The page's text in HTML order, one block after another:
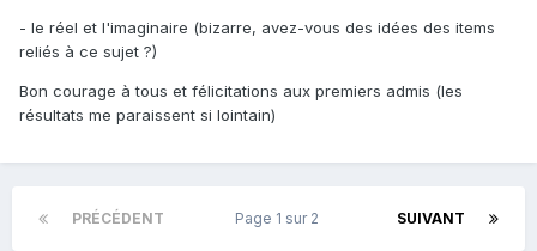
- le réel et l'imaginaire (bizarre, avez-vous des idées des items
reliés à ce sujet ?)
Bon courage à tous et félicitations aux premiers admis (les
résultats me paraissent si lointain)
PRÉCÉDENT SUIVANT
Page 1 sur 2